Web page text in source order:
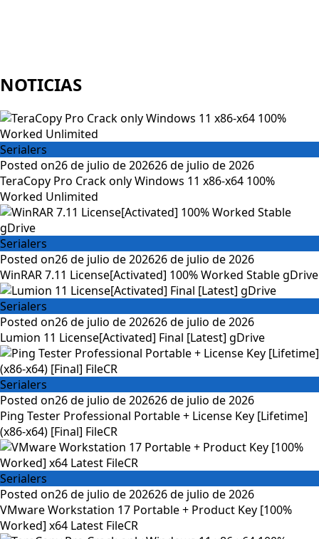
NOTICIAS
Serialers
Posted on26 de julio de 202626 de julio de 2026
TeraCopy Pro Crack only Windows 11 x86-x64 100%
Worked Unlimited
Serialers
Posted on26 de julio de 202626 de julio de 2026
WinRAR 7.11 License[Activated] 100% Worked Stable gDrive
Serialers
Posted on26 de julio de 202626 de julio de 2026
Lumion 11 License[Activated] Final [Latest] gDrive
Serialers
Posted on26 de julio de 202626 de julio de 2026
Ping Tester Professional Portable + License Key [Lifetime]
(x86-x64) [Final] FileCR
Serialers
Posted on26 de julio de 202626 de julio de 2026
VMware Workstation 17 Portable + Product Key [100%
Worked] x64 Latest FileCR